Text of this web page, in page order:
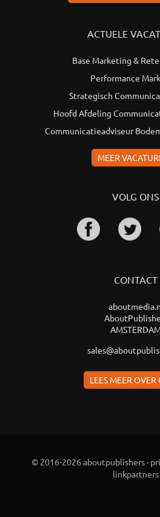
ACTUELE
Base Marketing &
Performance
Strategisch
Hoofd Afdeling
Communicatieadviseur
MEER
VOLG ONS
CONTACT
LEES MEER OVER
© 2016-2026 aboutpublishers ·
linkpartners